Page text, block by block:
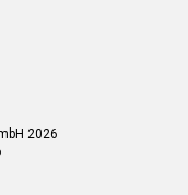
2026